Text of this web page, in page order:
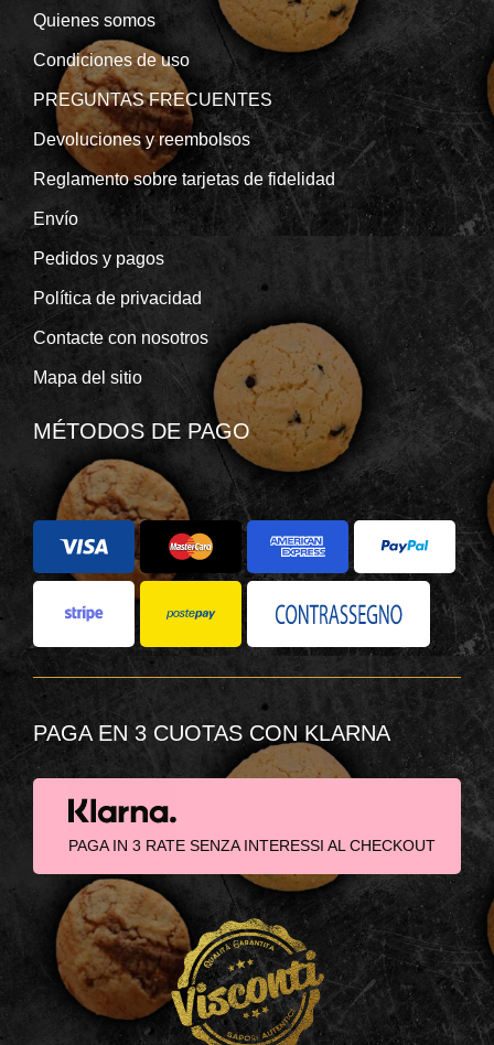
Quienes somos
Condiciones de uso
PREGUNTAS FRECUENTES
Devoluciones y reembolsos
Reglamento sobre tarjetas de fidelidad
Envío
Pedidos y pagos
Política de privacidad
Contacte con nosotros
Mapa del sitio
MÉTODOS DE PAGO
PAGA EN 3 CUOTAS CON KLARNA
PAGA IN 3 RATE SENZA INTERESSI AL CHECKOUT